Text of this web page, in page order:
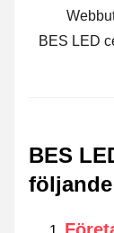
BES LED
BES